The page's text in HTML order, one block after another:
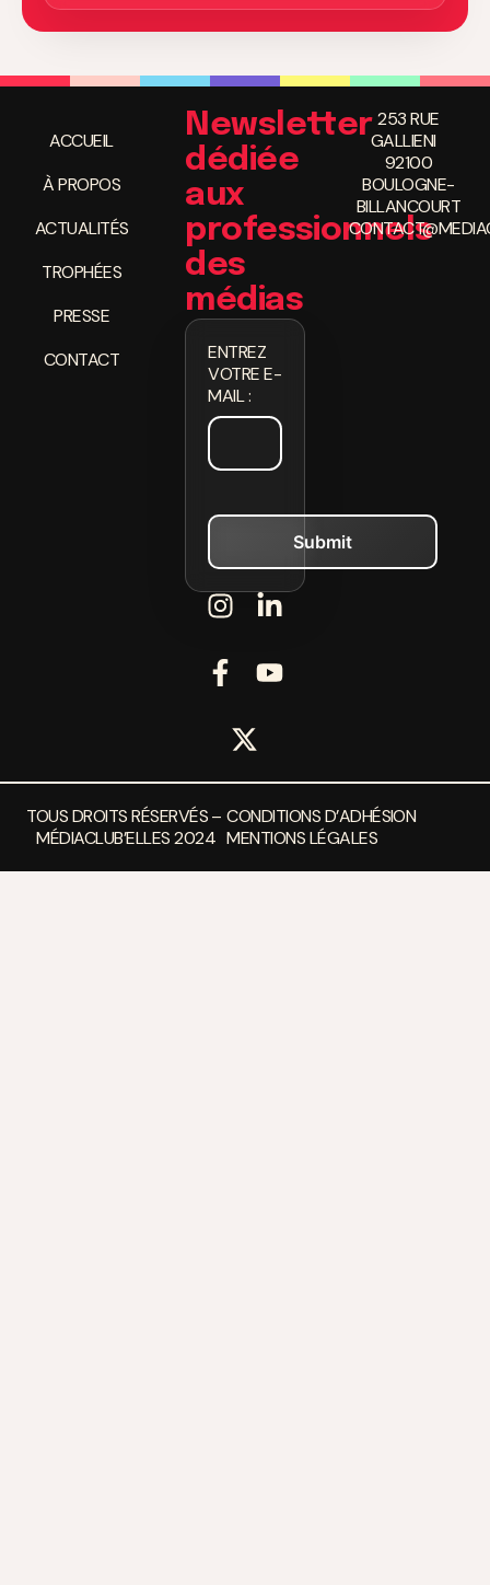
ACCUEIL
À PROPOS
ACTUALITÉS
TROPHÉES
PRESSE
CONTACT
Newsletter
dédiée
aux
professionnels
des
médias
ENTREZ
VOTRE E-
MAIL :
253 RUE
GALLIENI
92100
BOULOGNE-
BILLANCOURT
TOUS DROITS RÉSERVÉS –
MÉDIACLUB’ELLES 2024
CONDITIONS D’ADHÉSION
MENTIONS LÉGALES